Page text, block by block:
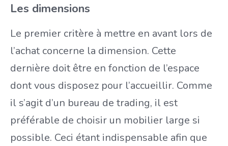
Les dimensions
Le premier critère à mettre en avant lors de
l’achat concerne la dimension. Cette
dernière doit être en fonction de l’espace
dont vous disposez pour l’accueillir. Comme
il s’agit d’un bureau de trading, il est
préférable de choisir un mobilier large si
possible. Ceci étant indispensable afin que